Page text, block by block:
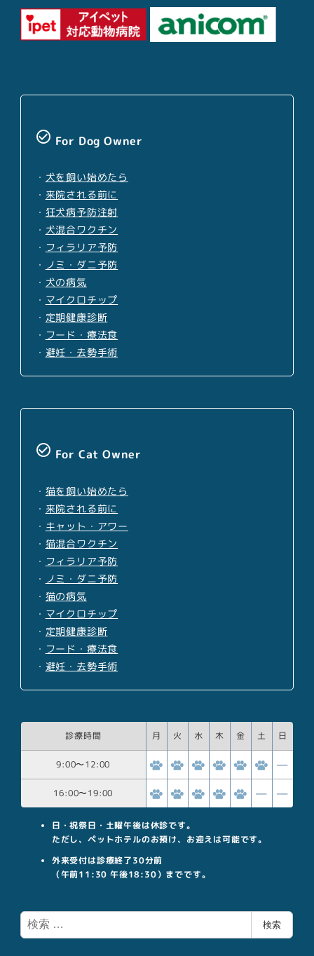
check_circle_outline For Dog Owner
・ 犬を飼い始めたら
・ 来院される前に
・ 狂犬病予防注射
・ 犬混合ワクチン
・ フィラリア予防
・ ノミ・ダニ予防
・ 犬の病気
・ マイクロチップ
・ 定期健康診断
・ フード・療法食
・ 避妊・去勢手術
check_circle_outline For Cat Owner
・ 猫を飼い始めたら
・ 来院される前に
・ キャット・アワー
・ 猫混合ワクチン
・ フィラリア予防
・ ノミ・ダニ予防
・ 猫の病気
・ マイクロチップ
・ 定期健康診断
・ フード・療法食
・ 避妊・去勢手術
診療時間 月 火 水 木 金 土 日
9:00〜12:00
16:00〜19:00
日・祝祭日・土曜午後は休診です。
ただし、ペットホテルのお預け、お迎えは可能です。
外来受付は診療終了30分前
（午前11:30 午後18:30）までです。
検
索
検索